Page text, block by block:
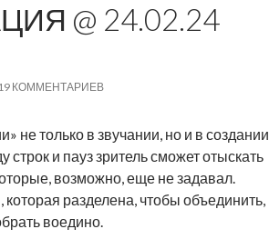
@ 24.02.24
19 КОММЕНТАРИЕВ
не только в звучании, но и в создании
и пауз зритель сможет отыскать
возможно, еще не задавал.
разделена, чтобы объединить,
воедино.